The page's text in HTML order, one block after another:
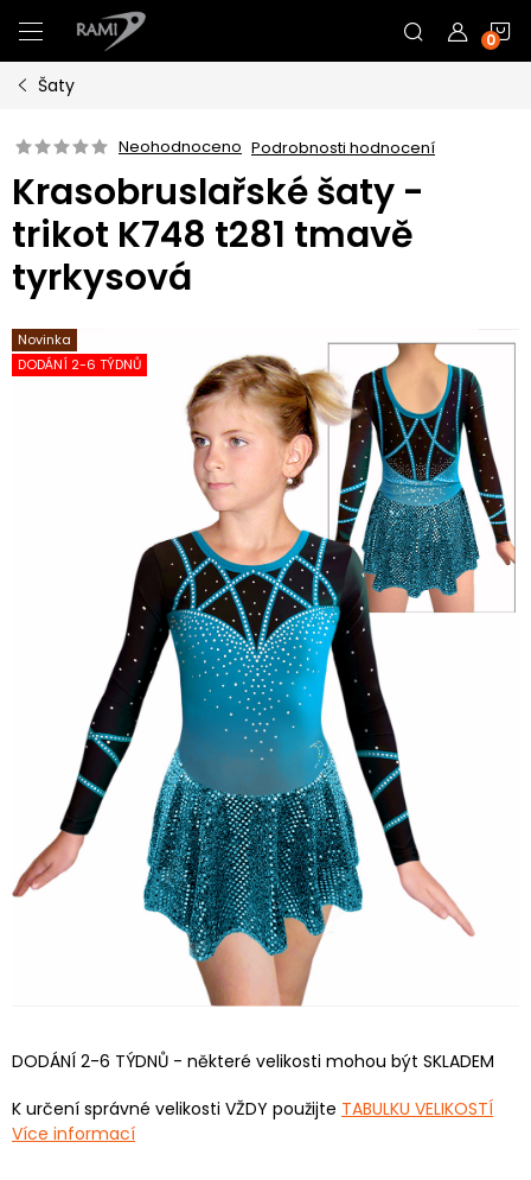
na
obsah
Šaty
Neohodnoceno Podrobnosti hodnocení
Krasobruslařské šaty -
trikot K748 t281 tmavě
tyrkysová
Novinka
DODÁNÍ 2-6 TÝDNŮ
DODÁNÍ 2-6 TÝDNŮ - některé velikosti mohou být SKLADEM
K určení správné velikosti VŽDY použijte TABULKU VELIKOSTÍ
Více informací